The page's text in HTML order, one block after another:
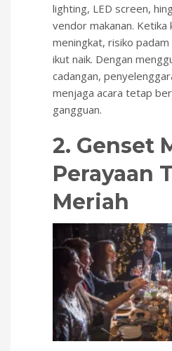
lighting, LED screen,
vendor makanan. Ketika
meningkat, risiko
ikut naik. Dengan
cadangan,
menjaga acara tetap
gangguan.
2. Genset
Perayaan
Meriah